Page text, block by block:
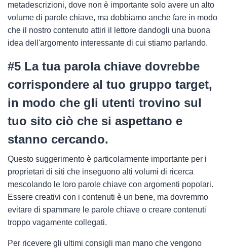
metadescrizioni, dove non è importante solo avere un alto
volume di parole chiave, ma dobbiamo anche fare in modo
che il nostro contenuto attiri il lettore dandogli una buona
idea dell'argomento interessante di cui stiamo parlando.
#5 La tua parola chiave dovrebbe
corrispondere al tuo gruppo target,
in modo che gli utenti trovino sul
tuo sito ciò che si aspettano e
stanno cercando.
Questo suggerimento è particolarmente importante per i
proprietari di siti che inseguono alti volumi di ricerca
mescolando le loro parole chiave con argomenti popolari.
Essere creativi con i contenuti è un bene, ma dovremmo
evitare di spammare le parole chiave o creare contenuti
troppo vagamente collegati.
Per ricevere gli ultimi consigli man mano che vengono